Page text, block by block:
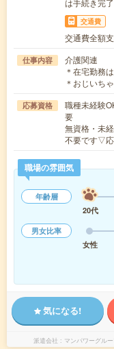
は手続き完
交通費
交通費全額
仕事内容
介護関連
＊在宅勤務
＊おじいち
応募資格
職種未経験
要
無資格・未
不要です▽
職場の雰囲気
年齢層
20代
男女比率
女性
気になる!
派遣会社 マンパワーグル